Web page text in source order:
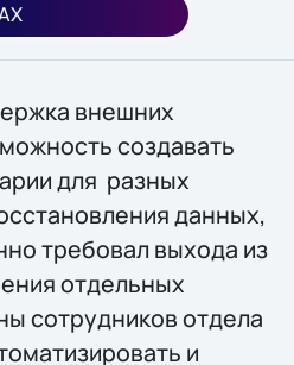
внешних
создавать
для разных
данных,
требовал выхода из
отдельных
сотрудников отдела
и